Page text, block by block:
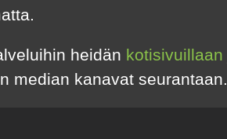
heidän kotisivuillaan
median kanavat seurantaan.